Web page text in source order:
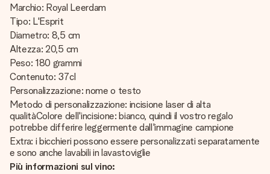
Marchio: Royal Leerdam
Tipo: L'Esprit
Diametro: 8,5 cm
Altezza: 20,5 cm
Peso: 180 grammi
Contenuto: 37cl
Personalizzazione: nome o testo
Metodo di personalizzazione: incisione laser di alta
qualitàColore dell'incisione: bianco, quindi il vostro regalo
potrebbe differire leggermente dall'immagine campione
Extra: i bicchieri possono essere personalizzati separatamente
e sono anche lavabili in lavastoviglie
Più informazioni sul vino: